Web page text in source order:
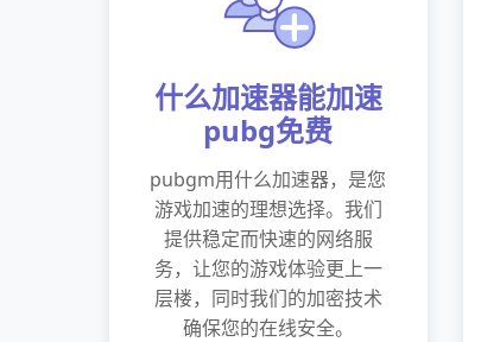
什么加速器能加速
pubg免费
pubgm用什么加速器，是您
游戏加速的理想选择。我们
提供稳定而快速的网络服
务，让您的游戏体验更上一
层楼，同时我们的加密技术
确保您的在线安全。